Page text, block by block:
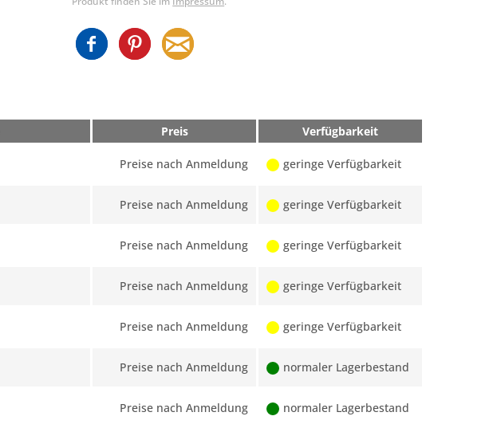
Preis Verfügbarkeit
Preise nach Anmeldung geringe Verfügbarkeit
Preise nach Anmeldung geringe Verfügbarkeit
Preise nach Anmeldung geringe Verfügbarkeit
Preise nach Anmeldung geringe Verfügbarkeit
Preise nach Anmeldung geringe Verfügbarkeit
Preise nach Anmeldung normaler Lagerbestand
Preise nach Anmeldung normaler Lagerbestand